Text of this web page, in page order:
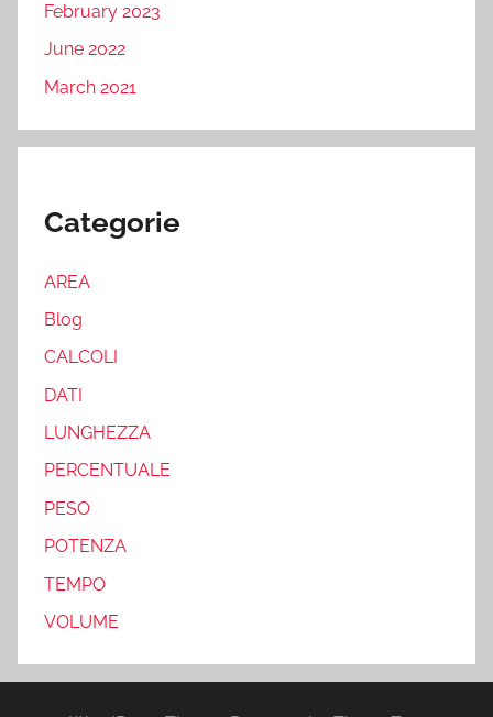
February 2023
June 2022
March 2021
Categorie
AREA
Blog
CALCOLI
DATI
LUNGHEZZA
PERCENTUALE
PESO
POTENZA
TEMPO
VOLUME